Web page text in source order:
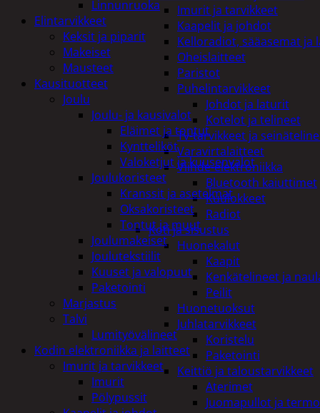
Imurit ja tarvikkeet
Kaapelit ja johdot
Kelloradiot, sääasemat
Oheislaitteet
Paristot
Puhelintarvikkeet
Johdot ja laturit
Kotelot ja telineet
Tv-tarvikkeet ja
Varavirtalaitteet
Viihde-elektroniikka
Bluetooth kaiuttimet
Kuulokkeet
Radiot
Koti ja sisustus
Huonekalut
Kaapit
Kenkätelineet ja
Peilit
Huonetuoksut
Juhlatarvikkeet
Koristelu
Paketointi
Keittiö ja taloustarvikkeet
Aterimet
Juomapullot ja
Linnunruoka
Elintarvikkeet
Keksit ja piparit
Makeiset
Mausteet
Kausituotteet
Joulu
Joulu- ja kausivalot
Eläimet ja tontut
Kyntteliköt
Valoketjut ja kuusenvalot
Joulukoristeet
Kranssit ja asetelmat
Oksakoristeet
Tontut ja muut
Joulumakeiset
Joulutekstiilit
Kuuset ja valopuut
Paketointi
Marjastus
Talvi
Lumityövälineet
Kodin elektroniikka ja laitteet
Imurit ja tarvikkeet
Imurit
Pölypussit